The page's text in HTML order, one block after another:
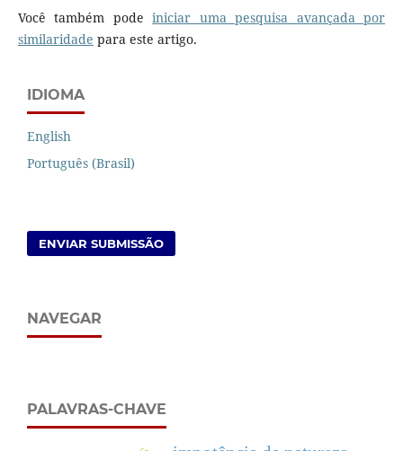
Você também podeiniciar uma pesquisa avançada por
similaridade para este artigo.
IDIOMA
English
Português (Brasil)
ENVIAR SUBMISSÃO
NAVEGAR
PALAVRAS-CHAVE